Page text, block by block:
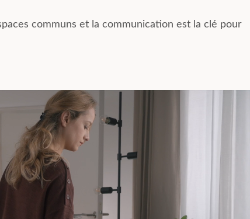
communs et la communication est la clé pour